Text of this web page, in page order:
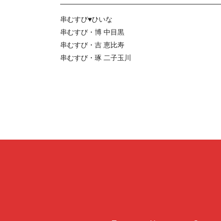
串むすび♥ひいな
串むすび・博 中目黒
串むすび・吉 恵比寿
串むすび・琢 二子玉川